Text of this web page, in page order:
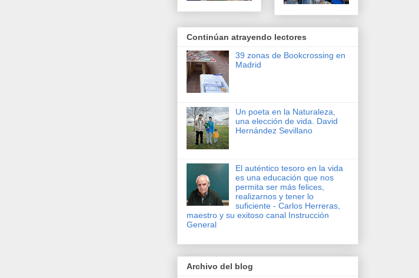
Continúan atrayendo lectores
39 zonas de Bookcrossing en
Madrid
Un poeta en la Naturaleza,
una elección de vida. David
Hernández Sevillano
El auténtico tesoro en la vida
es una educación que nos
permita ser más felices,
realizarnos y tener lo
suficiente - Carlos Herreras,
maestro y su exitoso canal Instrucción
General
Archivo del blog